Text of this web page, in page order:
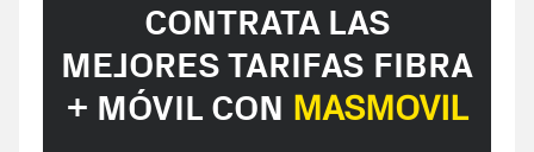
CONTRATA LAS
MEJORES TARIFAS FIBRA
+ MÓVIL CON MASMOVIL